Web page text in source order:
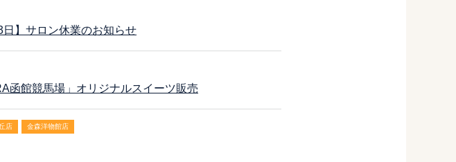
】サロン休業のお知らせ
函館競馬場」オリジナルスイーツ販売
店 金森洋物館店